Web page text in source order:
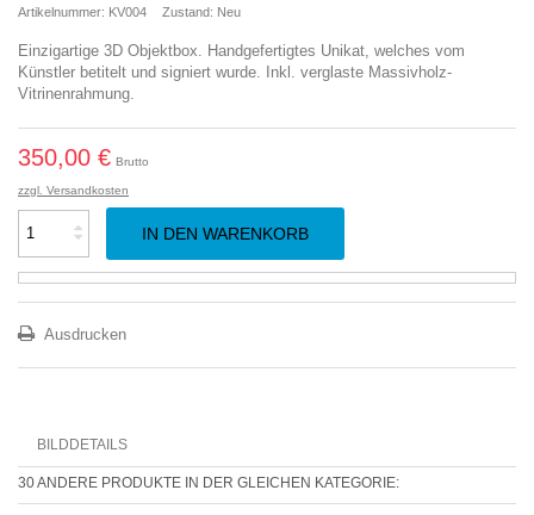
Artikelnummer: KV004 Zustand: Neu
Einzigartige 3D Objektbox. Handgefertigtes Unikat, welches vom
Künstler betitelt und signiert wurde. Inkl. verglaste Massivholz-
Vitrinenrahmung.
350,00 € Brutto
zzgl. Versandkosten
IN DEN WARENKORB
Ausdrucken
BILDDETAILS
30 ANDERE PRODUKTE IN DER GLEICHEN KATEGORIE: